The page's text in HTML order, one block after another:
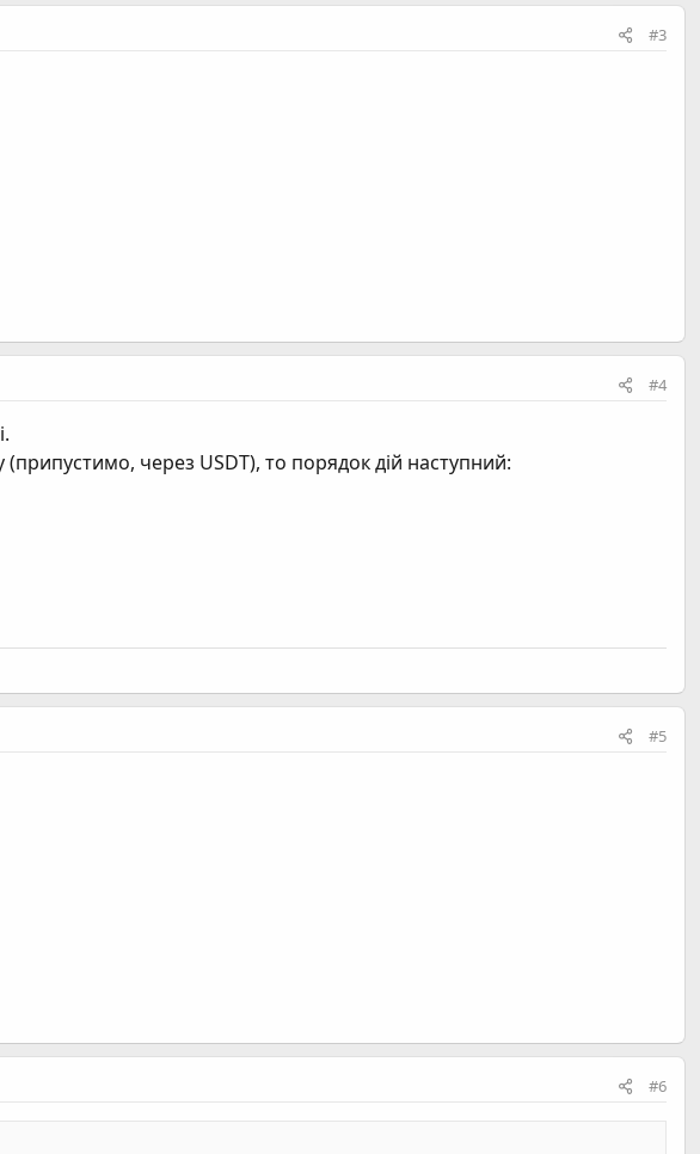
#3
#4
через USDT), то порядок дій наступний:
#5
#6